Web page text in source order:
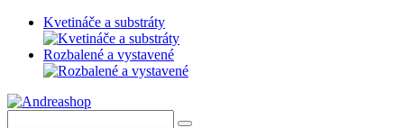
Kvetináče a substráty
Rozbalené a vystavené